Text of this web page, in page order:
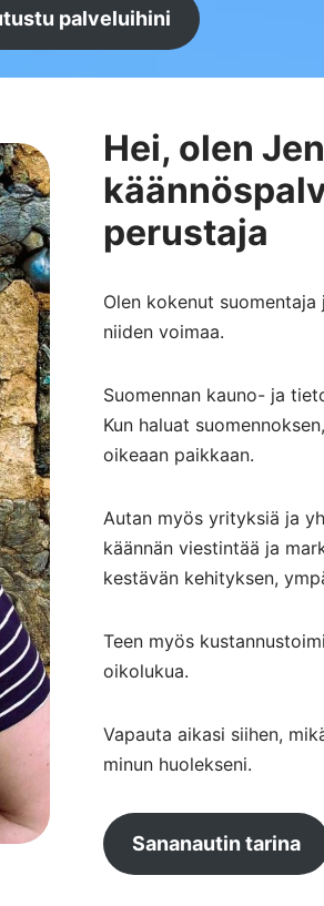
palveluihini
Hei, olen
perustaja
Olen kokenut
niiden voimaa.
Suomennan kauno- ja
Kun haluat
oikeaan paikkaan.
Autan myös yrityksiä ja
käännän viestintää ja
kestävän kehityksen,
Teen myös
oikolukua.
Vapauta aikasi siihen,
minun huolekseni.
Sananautin tarina